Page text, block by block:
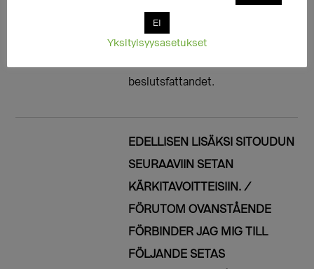
regnbågspersoner. Genom mitt
eget agerande ser jag också till
beslutsfattandet.
EDELLISEN LISÄKSI SITOUDUN
SEURAAVIIN SETAN
KÄRKITAVOITTEISIIN. /
FÖRUTOM OVANSTÅENDE
FÖRBINDER JAG MIG TILL
FÖLJANDE SETAS
EI
Yksityisyysasetukset